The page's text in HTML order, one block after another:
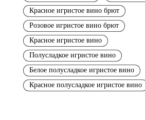
Красное игристое вино брют
Розовое игристое вино брют
Красное игристое вино
Полусладкое игристое вино
Белое полусладкое игристое вино
Красное полусладкое игристое вино